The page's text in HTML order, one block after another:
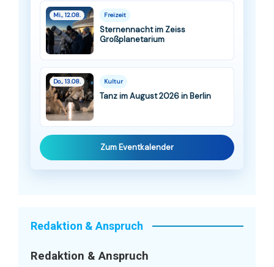
Mi., 12.08. Freizeit
Sternennacht im Zeiss
Großplanetarium
Do., 13.08. Kultur
Tanz im August 2026 in Berlin
Zum Eventkalender
Redaktion & Anspruch
Redaktion & Anspruch